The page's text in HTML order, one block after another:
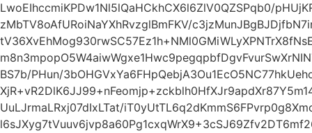
LwoEIhccmiKPDw1Nl5lQaHCkhCX6l6ZlV0QZSPqb0/
zMbTV8oAfURoiNaYXhRvzglBmFKV/
BS7b/PHun/
UuLJrmaLRxj07dIxLTat/